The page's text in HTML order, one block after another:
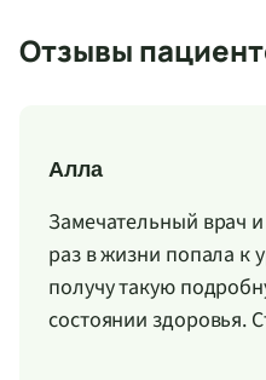
Отзывы
Алла
Замечательный врач
раз в жизни попала к
получу такую
состоянии здоровья.